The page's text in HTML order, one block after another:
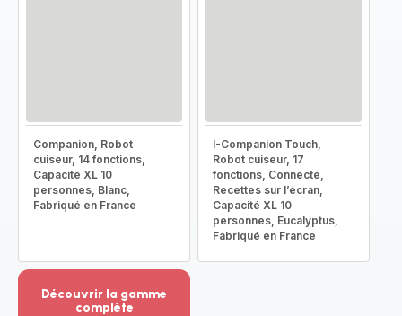
Companion, Robot
cuiseur, 14 fonctions,
Capacité XL 10
personnes, Blanc,
Fabriqué en France
I-Companion Touch,
Robot cuiseur, 17
fonctions, Connecté,
Recettes sur l’écran,
Capacité XL 10
personnes, Eucalyptus,
Fabriqué en France
Découvrir la gamme
complète